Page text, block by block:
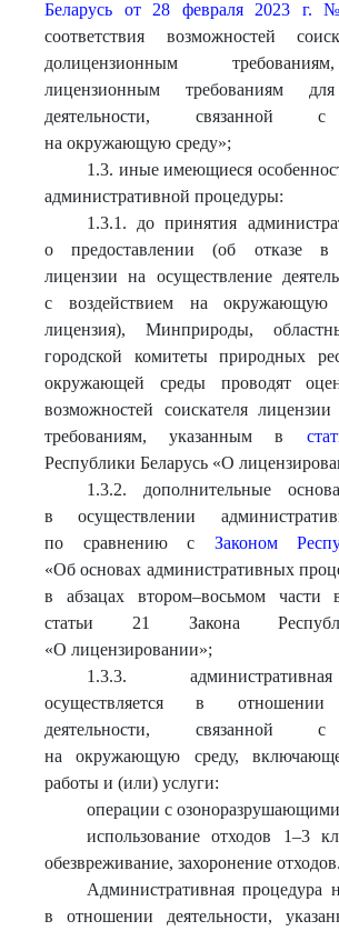
Беларусь от 28 февраля 2023
соответствия возможностей
долицензионным
лицензионным требованиям для
деятельности, связанной с
на окружающую среду»;
1.3. иные имеющиеся
административной процедуры:
1.3.1. до принятия
о предоставлении (об отказе в
лицензии на осуществление
с воздействием на
лицензия), Минприроды,
городской комитеты природных
окружающей среды проводят
возможностей соискателя
требованиям, указанным в
Республики Беларусь «О
1.3.2. дополнительные
в осуществлении
по сравнению с Законом
«Об основах административных
в абзацах втором–восьмом части
статьи 21 Закона
«О лицензировании»;
1.3.3.
осуществляется в отношении
деятельности, связанной с
на окружающую среду,
работы и (или) услуги:
операции с
использование отходов 1–3
обезвреживание, захоронение отходов.
Административная процедура
в отношении деятельности,